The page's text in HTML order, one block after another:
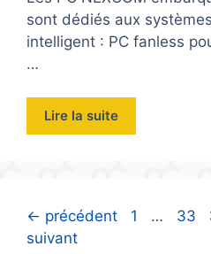
sont dédiés aux
intelligent : PC fanless
…
Lire la suite
← précédent Page
1 … Page
33
suivant